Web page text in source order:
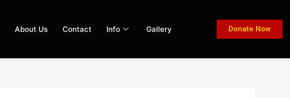
About Us Contact Info Gallery Donate Now